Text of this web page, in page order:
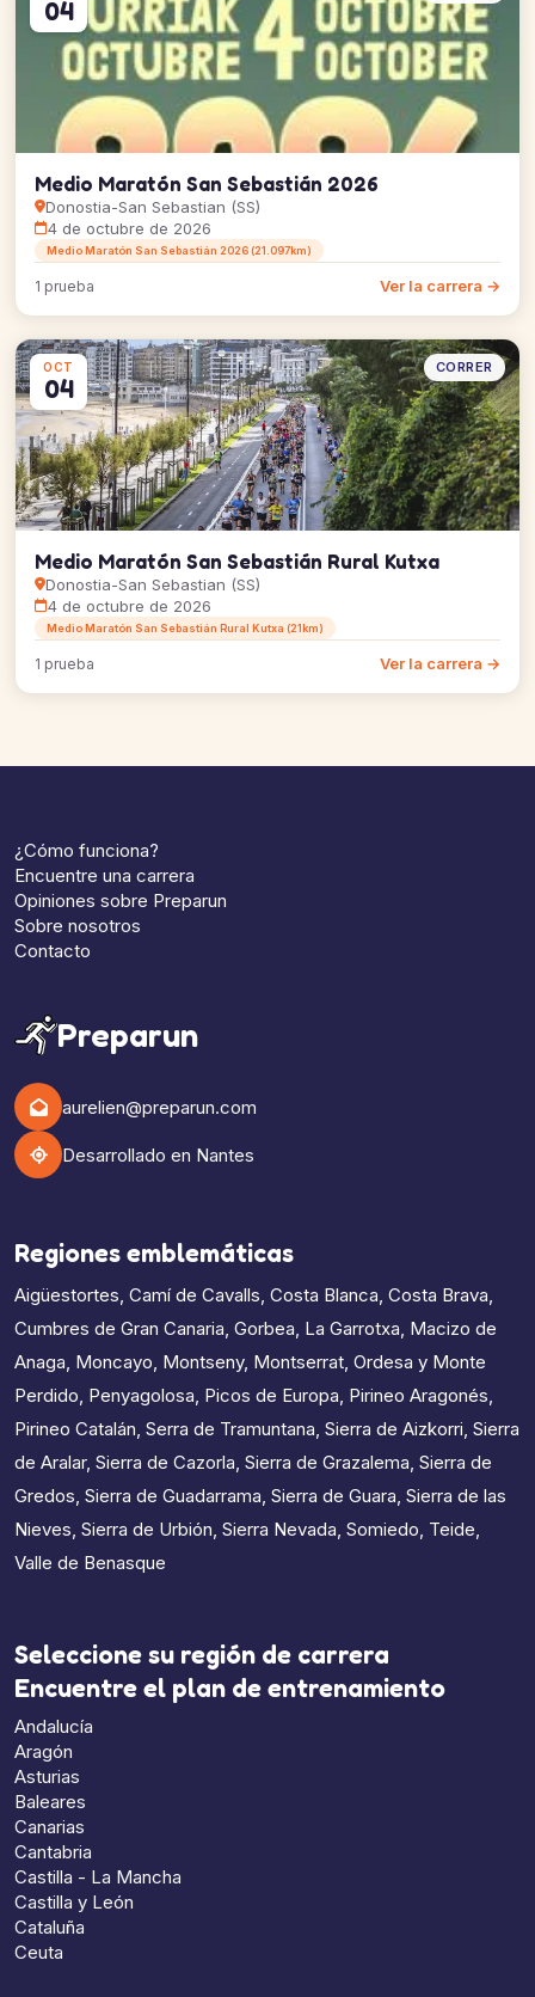
04
Medio Maratón San Sebastián 2026
Donostia-San Sebastian (SS)
4 de octubre de 2026
Medio Maratón San Sebastián 2026 (21.097km)
1 prueba Ver la carrera →
OCT
04
CORRER
Medio Maratón San Sebastián Rural Kutxa
Donostia-San Sebastian (SS)
4 de octubre de 2026
Medio Maratón San Sebastián Rural Kutxa (21km)
1 prueba Ver la carrera →
¿Cómo funciona?
Encuentre una carrera
Opiniones sobre Preparun
Sobre nosotros
Contacto
Preparun
aurelien@preparun.com
Desarrollado en Nantes
Regiones emblemáticas
Aigüestortes, Camí de Cavalls, Costa Blanca, Costa Brava,
Cumbres de Gran Canaria, Gorbea, La Garrotxa, Macizo de
Anaga, Moncayo, Montseny, Montserrat, Ordesa y Monte
Perdido, Penyagolosa, Picos de Europa, Pirineo Aragonés,
Pirineo Catalán, Serra de Tramuntana, Sierra de Aizkorri, Sierra
de Aralar, Sierra de Cazorla, Sierra de Grazalema, Sierra de
Gredos, Sierra de Guadarrama, Sierra de Guara, Sierra de las
Nieves, Sierra de Urbión, Sierra Nevada, Somiedo, Teide,
Valle de Benasque
Seleccione su región de carrera
Encuentre el plan de entrenamiento
Andalucía
Aragón
Asturias
Baleares
Canarias
Cantabria
Castilla - La Mancha
Castilla y León
Cataluña
Ceuta